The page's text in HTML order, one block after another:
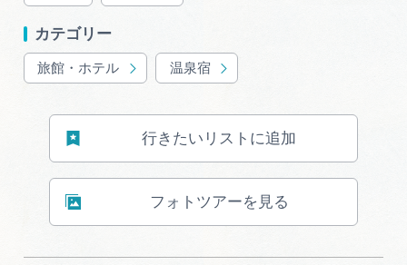
カテゴリー
旅館・ホテル 温泉宿
行きたいリストに追加
フォトツアーを見る